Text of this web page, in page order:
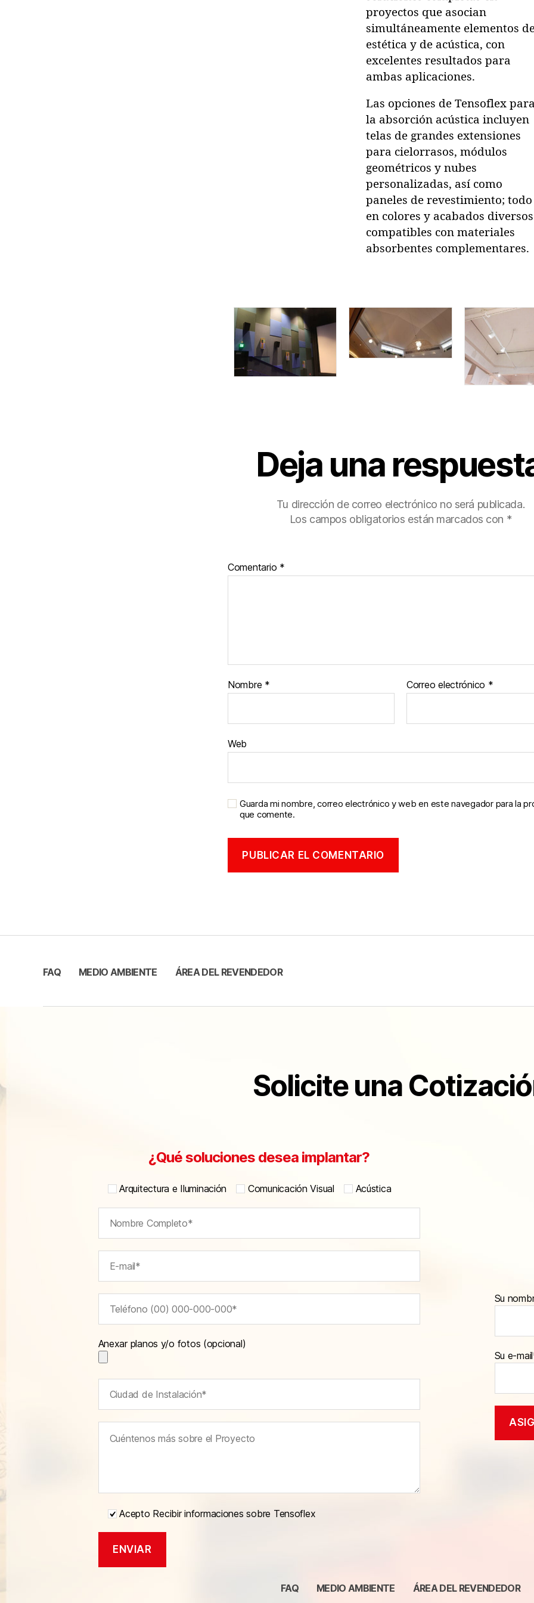
proyectos que asocian
simultáneamente elementos
estética y de acústica, con
excelentes resultados para
ambas aplicaciones.
Las opciones de Tensoflex
la absorción acústica incluyen
telas de grandes extensiones
para cielorrasos, módulos
geométricos y nubes
personalizadas, así como
paneles de revestimiento; todo
en colores y acabados
compatibles con materiales
absorbentes complementares.
Deja una
Tu dirección de correo electrónico no será publicada.
Los campos obligatorios están marcados con *
Comentario *
Nombre * Correo electrónico *
Web
Guarda mi nombre, correo electrónico y web en este navegador para la
que comente.
FAQ MEDIO AMBIENTE ÁREA DEL REVENDEDOR
Solicite una
¿Qué soluciones desea implantar?
Arquitectura e Iluminación Comunicación Visual Acústica
Anexar planos y/o fotos (opcional)
Acepto Recibir informaciones sobre Tensoflex
Su
Su e-
FAQ MEDIO AMBIENTE ÁREA DEL REVENDEDOR